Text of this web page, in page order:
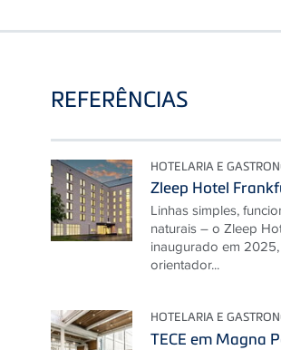
REFERÊNCIAS
HOTELARIA E
Zleep Hotel
Linhas simples,
naturais – o Zleep
inaugurado em
orientador...
HOTELARIA E
TECE em Magna